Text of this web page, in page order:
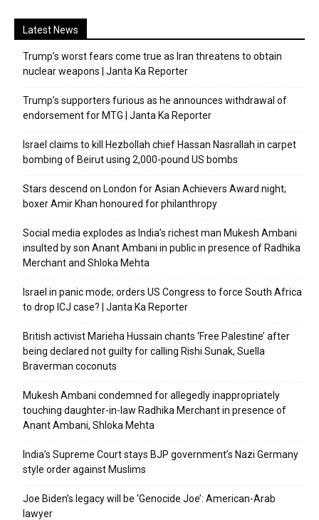
Latest News
Trump’s worst fears come true as Iran threatens to obtain
nuclear weapons | Janta Ka Reporter
Trump’s supporters furious as he announces withdrawal of
endorsement for MTG | Janta Ka Reporter
Israel claims to kill Hezbollah chief Hassan Nasrallah in carpet
bombing of Beirut using 2,000-pound US bombs
Stars descend on London for Asian Achievers Award night;
boxer Amir Khan honoured for philanthropy
Social media explodes as India’s richest man Mukesh Ambani
insulted by son Anant Ambani in public in presence of Radhika
Merchant and Shloka Mehta
Israel in panic mode; orders US Congress to force South Africa
to drop ICJ case? | Janta Ka Reporter
British activist Marieha Hussain chants ‘Free Palestine’ after
being declared not guilty for calling Rishi Sunak, Suella
Braverman coconuts
Mukesh Ambani condemned for allegedly inappropriately
touching daughter-in-law Radhika Merchant in presence of
Anant Ambani, Shloka Mehta
India’s Supreme Court stays BJP government’s Nazi Germany
style order against Muslims
Joe Biden’s legacy will be ‘Genocide Joe’: American-Arab
lawyer